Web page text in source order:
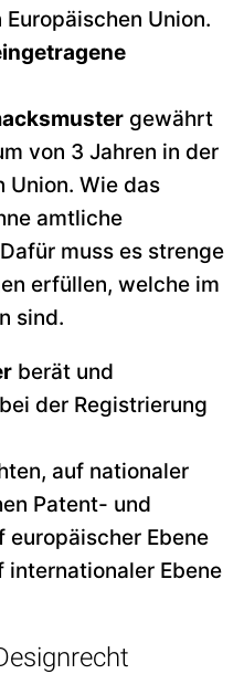
Union.
gewährt
von 3 Jahren in der
Union. Wie das
amtliche
muss es strenge
erfüllen, welche im
sind.
berät und
der Registrierung
auf nationaler
Patent- und
europäischer Ebene
internationaler Ebene